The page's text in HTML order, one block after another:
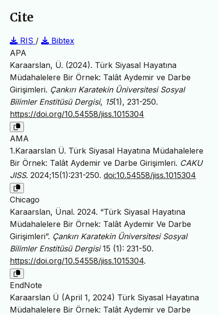
Cite
RIS /
Bibtex
APA
Karaarslan, Ü. (2024). Türk Siyasal Hayatına
Müdahalelere Bir Örnek: Talât Aydemir ve Darbe
Girişimleri. Çankırı Karatekin Üniversitesi Sosyal
Bilimler Enstitüsü Dergisi, 15(1), 231-250.
https://doi.org/10.54558/jiss.1015304
AMA
1.Karaarslan Ü. Türk Siyasal Hayatına Müdahalelere
Bir Örnek: Talât Aydemir ve Darbe Girişimleri. CAKU
JISS. 2024;15(1):231-250. doi:10.54558/jiss.1015304
Chicago
Karaarslan, Ünal. 2024. “Türk Siyasal Hayatına
Müdahalelere Bir Örnek: Talât Aydemir Ve Darbe
Girişimleri”. Çankırı Karatekin Üniversitesi Sosyal
Bilimler Enstitüsü Dergisi15 (1): 231-50.
https://doi.org/10.54558/jiss.1015304.
EndNote
Karaarslan Ü (April 1, 2024) Türk Siyasal Hayatına
Müdahalelere Bir Örnek: Talât Aydemir ve Darbe